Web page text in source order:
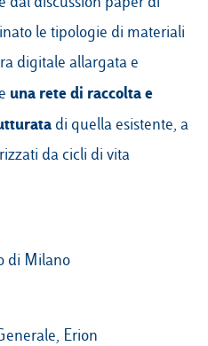
le tipologie di materiali
digitale allargata e
una rete di raccolta e
di quella esistente, a
da cicli di vita
di Milano
Erion